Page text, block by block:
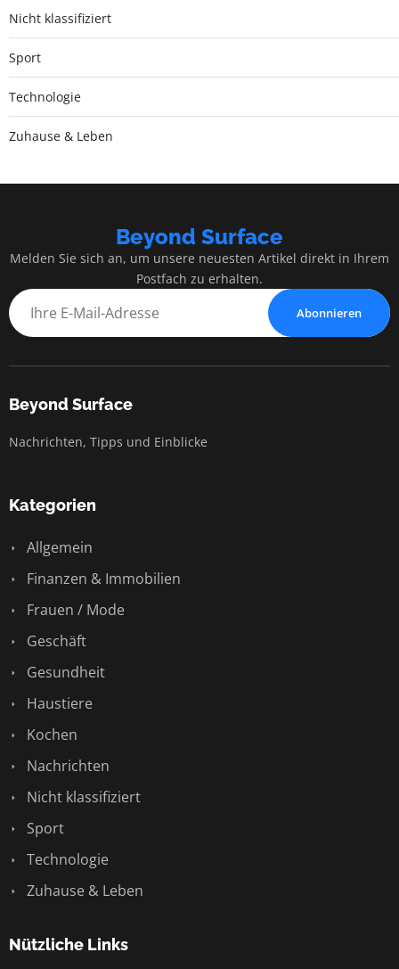
Nicht klassifiziert
Sport
Technologie
Zuhause & Leben
Beyond Surface
Melden Sie sich an, um unsere neuesten Artikel direkt in Ihrem
Postfach zu erhalten.
Abonnieren
Beyond Surface
Nachrichten, Tipps und Einblicke
Kategorien
Allgemein
Finanzen & Immobilien
Frauen / Mode
Geschäft
Gesundheit
Haustiere
Kochen
Nachrichten
Nicht klassifiziert
Sport
Technologie
Zuhause & Leben
Nützliche Links